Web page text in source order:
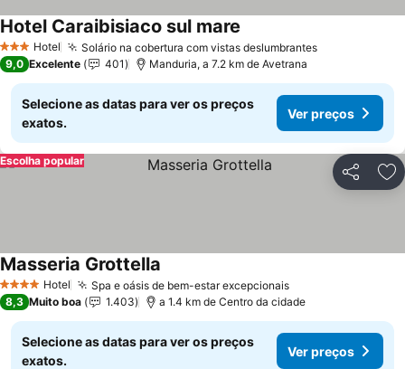
3 EstrelasHotel Solário na cobertura com vistas deslumbrantesVer preços
Hotel Caraibisiaco sul mare
9,0 Excelente 401 Manduria, a 7.2 km de Avetrana
Selecione as datas para ver os preços
exatos.
Ver preços
Partilhar
Escolha popular
4 EstrelasHotel Spa e oásis de bem-estar excepcionaisVer preços
Masseria Grottella
8,3 Muito boa 1.403 a 1.4 km de Centro da cidade
Selecione as datas para ver os preços
exatos.
Ver preços